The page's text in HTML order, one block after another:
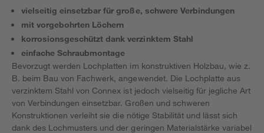
vielseitig einsetzbar für große, schwere Verbindungen
mit vorgebohrten Löchern
korrosionsgeschützt dank verzinktem Stahl
einfache Schraubmontage
Bevorzugt werden Lochplatten im konstruktiven Holzbau, wie z.
B. beim Bau von Fachwerk, angewendet. Die Lochplatte aus
verzinktem Stahl von Connex ist jedoch vielseitig für jegliche Art
von Verbindungen einsetzbar. Großen und schweren
Konstruktionen verleiht sie die nötige Stabilität und lässt sich
dank des Lochmusters und der geringen Materialstärke variabel